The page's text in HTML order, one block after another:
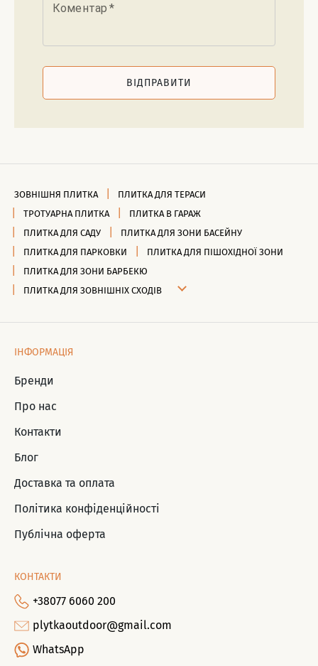
Коментар *
ВІДПРАВИТИ
ЗОВНІШНЯ ПЛИТКА
ПЛИТКА ДЛЯ ТЕРАСИ
ТРОТУАРНА ПЛИТКА
ПЛИТКА В ГАРАЖ
ПЛИТКА ДЛЯ САДУ
ПЛИТКА ДЛЯ ЗОНИ БАСЕЙНУ
ПЛИТКА ДЛЯ ПАРКОВКИ
ПЛИТКА ДЛЯ ПІШОХІДНОЇ ЗОНИ
ПЛИТКА ДЛЯ ЗОНИ БАРБЕКЮ
ПЛИТКА ДЛЯ ЗОВНІШНІХ СХОДІВ
ІНФОРМАЦІЯ
Бренди
Про нас
Контакти
Блог
Доставка та оплата
Політика конфіденційності
Публічна оферта
КОНТАКТИ
+38077 6060 200
plytkaoutdoor@gmail.com
WhatsApp